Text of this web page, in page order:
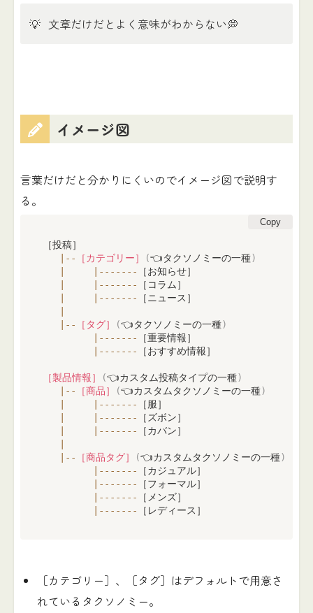
💡 文章だけだとよく意味がわからない💭
イメージ図
言葉だけだと分かりにくいのでイメージ図で説明す
る。
Copy
［投稿］
-- ［カテゴリー］ (👈タクソノミーの一種)
-- -- -- -
［お知らせ］
-- -- -- -
［コラム］
-- -- -- -
［ニュース］
-- ［タグ］ (👈タクソノミーの一種)
-- -- -- -
［重要情報］
-- -- -- - ［おすすめ情報］
［製品情報］ (👈カスタム投稿タイプの一種)
-- ［商品］ (👈カスタムタクソノミーの一種)
-- -- -- -
［服］
-- -- -- -
［ズボン］
-- -- -- -
［カバン］
-- ［商品タグ］ (👈カスタムタクソノミーの一種)
-- -- -- -
［カジュアル］
-- -- -- -
［フォーマル］
-- -- -- -
［メンズ］
-- -- -- - ［レディース］
［カテゴリー］、［タグ］はデフォルトで用意さ
れているタクソノミー。